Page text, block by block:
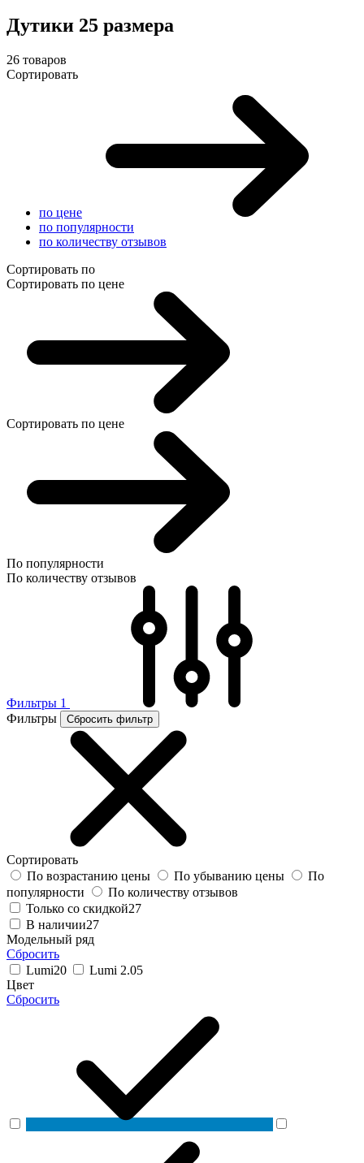
Дутики 25 размера
26 товаров
Сортировать
по цене
по популярности
по количеству отзывов
Сортировать по
Сортировать по цене
Сортировать по цене
По популярности
По количеству отзывов
Фильтры 1
Фильтры
Сбросить фильтр
Сортировать
По возрастанию цены
По убыванию цены
По
популярности
По количеству отзывов
Только со скидкой27
В наличии27
Модельный ряд
Сбросить
Lumi20 Lumi 2.05
Цвет
Сбросить